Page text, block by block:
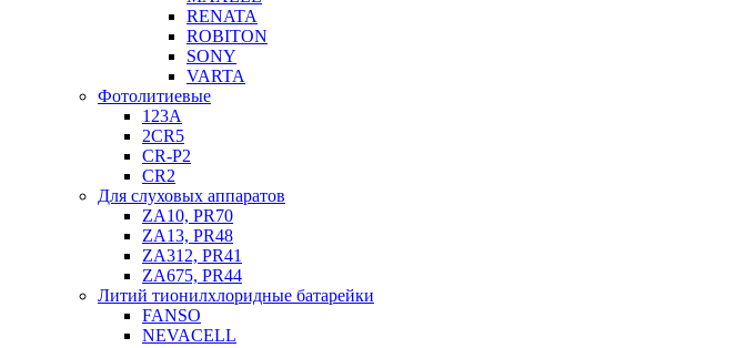
RENATA
ROBITON
SONY
VARTA
Фотолитиевые
123A
2CR5
CR-P2
CR2
Для слуховых аппаратов
ZA10, PR70
ZA13, PR48
ZA312, PR41
ZA675, PR44
Литий тионилхлоридные батарейки
FANSO
NEVACELL